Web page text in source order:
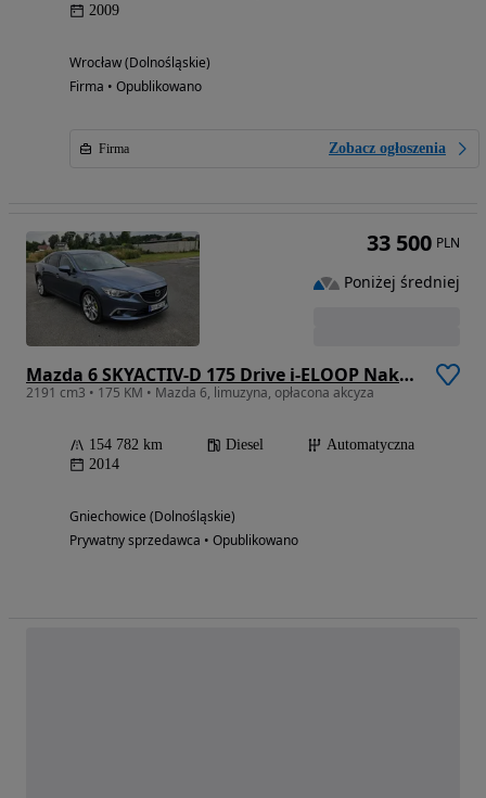
2009
Wrocław (Dolnośląskie)
Firma • Opublikowano
Firma Zobacz ogłoszenia
Mazda 6 SKYACTIV-D 175 Drive i-ELOOP Nakama Intense
2191 cm3 • 175 KM • Mazda 6, limuzyna, opłacona akcyza
154 782 km Diesel
Automatyczna
2014
Gniechowice (Dolnośląskie)
Prywatny sprzedawca • Opublikowano
33 500 PLN
Poniżej średniej